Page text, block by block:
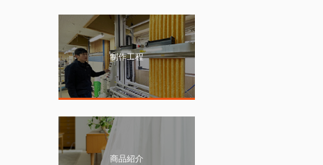
制作工程
商品紹介